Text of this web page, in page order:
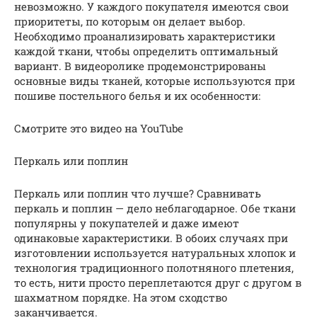
невозможно. У каждого покупателя имеются свои
приоритеты, по которым он делает выбор.
Необходимо проанализировать характеристики
каждой ткани, чтобы определить оптимальный
вариант. В видеоролике продемонстрированы
основные виды тканей, которые используются при
пошиве постельного белья и их особенности:
Смотрите это видео на YouTube
Перкаль или поплин
Перкаль или поплин что лучше? Сравнивать
перкаль и поплин — дело неблагодарное. Обе ткани
популярны у покупателей и даже имеют
одинаковые характеристики. В обоих случаях при
изготовлении используется натуральных хлопок и
технология традиционного полотняного плетения,
то есть, нити просто переплетаются друг с другом в
шахматном порядке. На этом сходство
заканчивается.